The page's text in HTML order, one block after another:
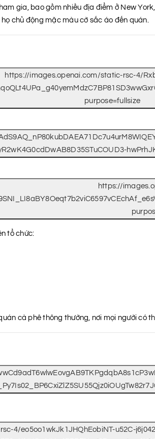
gia, bao gồm nhiều địa điểm ở New
chủ động mặc màu cờ sắc áo đến quán.
tổ chức:
cà phê thông thường, nơi mọi người có